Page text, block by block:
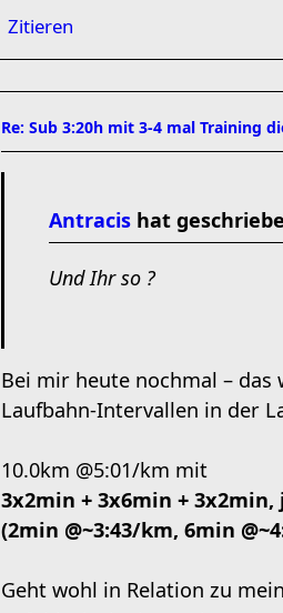
Zitieren
Re: Sub 3:20h mit 3-4 mal Training
Antracis hat
Und Ihr so ?
Bei mir heute nochmal –
Laufbahn-Intervallen in der
10.0km @5:01/km mit
3x2min + 3x6min +
(2min @~3:43/km, 6min
Geht wohl in Relation zu